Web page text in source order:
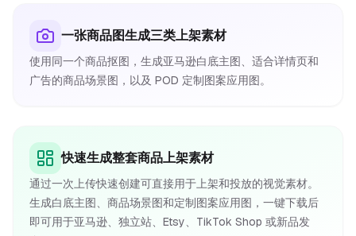
一张商品图生成三类上架素材
使用同一个商品抠图，生成亚马逊白底主图、适合详情页和
广告的商品场景图，以及 POD 定制图案应用图。
快速生成整套商品上架素材
通过一次上传快速创建可直接用于上架和投放的视觉素材。
生成白底主图、商品场景图和定制图案应用图，一键下载后
即可用于亚马逊、独立站、Etsy、TikTok Shop 或新品发